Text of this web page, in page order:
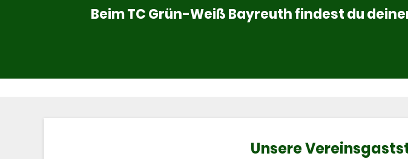
Beim TC Grün-Weiß Bayreuth findest du
Unsere